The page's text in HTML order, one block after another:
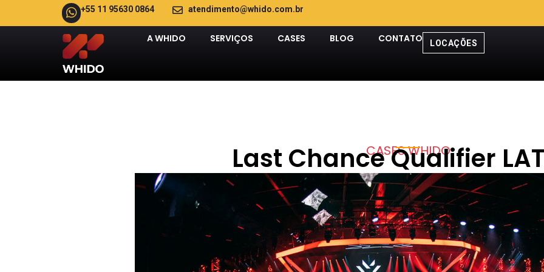
+55 11 95630 0864 atendimento@whido.com.br
A WHIDO SERVIÇOS CASES BLOG CONTATO LOCAÇÕES
CASES WHIDO
Last Chance Qualifier